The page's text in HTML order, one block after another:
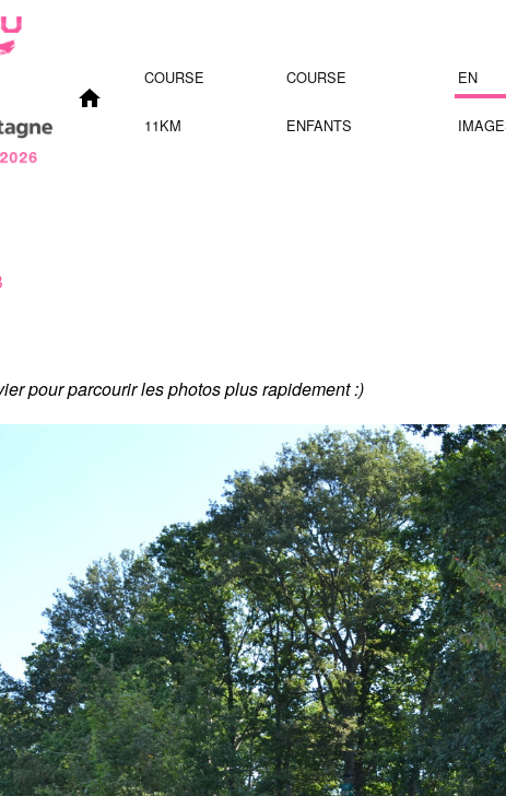
COURSE
11KM
COURSE
ENFANTS
EN
pour parcourir les photos plus rapidement :)